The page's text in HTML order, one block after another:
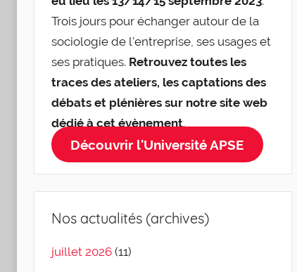
Trois jours pour échanger autour de la
sociologie de l'entreprise, ses usages et
ses pratiques. Retrouvez toutes les
traces des ateliers, les captations des
débats et plénières sur notre site web
dédié à cet évènement.
Découvrir l'Université APSE
Nos actualités (archives)
juillet 2026 (11)